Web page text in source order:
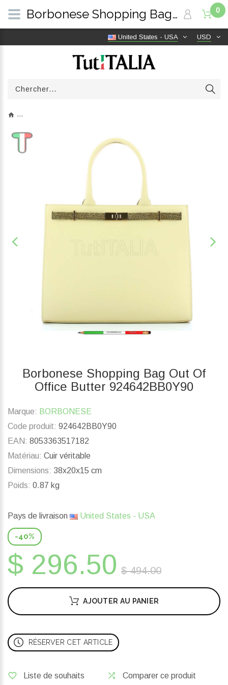
USD
United States - USA
0
Borbonese Shopping Bag Out Of
Office Butter 924642BB0Y90
Marque: BORBONESE
Code produit: 924642BB0Y90
EAN: 8053363517182
Matériau: Cuir véritable
Dimensions: 38x20x15 cm
Poids: 0.87 kg
Pays de livraison United States - USA
-40%
$ 296.50 $ 494.00
AJOUTER AU PANIER
RÉSERVER CET ARTICLE
Liste de souhaits Comparer ce produit
Borbonese Shopping Bag Out Of Office Butter 924642BB0Y90 | TutITALIA